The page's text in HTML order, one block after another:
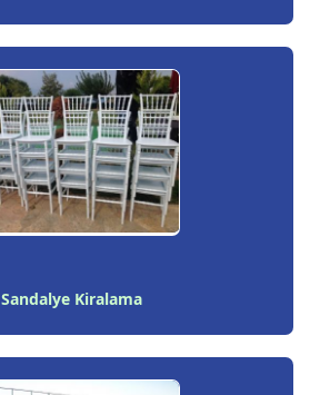
Sandalye Kiralama